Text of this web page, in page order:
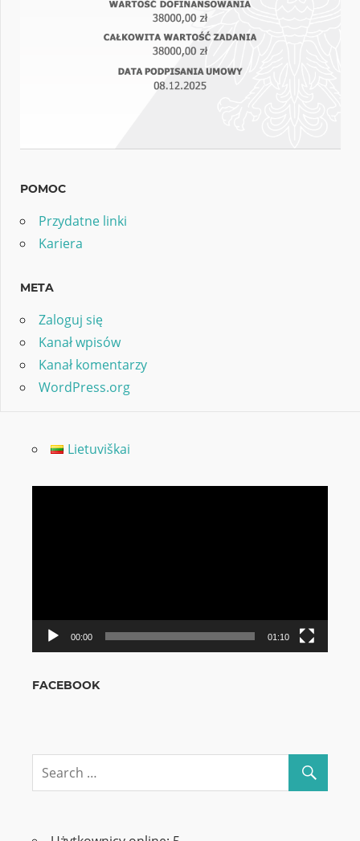
POMOC
Przydatne linki
Kariera
META
Zaloguj się
Kanał wpisów
Kanał komentarzy
WordPress.org
Lietuviškai
00:00 01:10
FACEBOOK